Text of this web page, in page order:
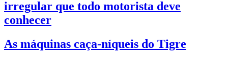
irregular que todo motorista deve
conhecer
As máquinas caça-níqueis do Tigre